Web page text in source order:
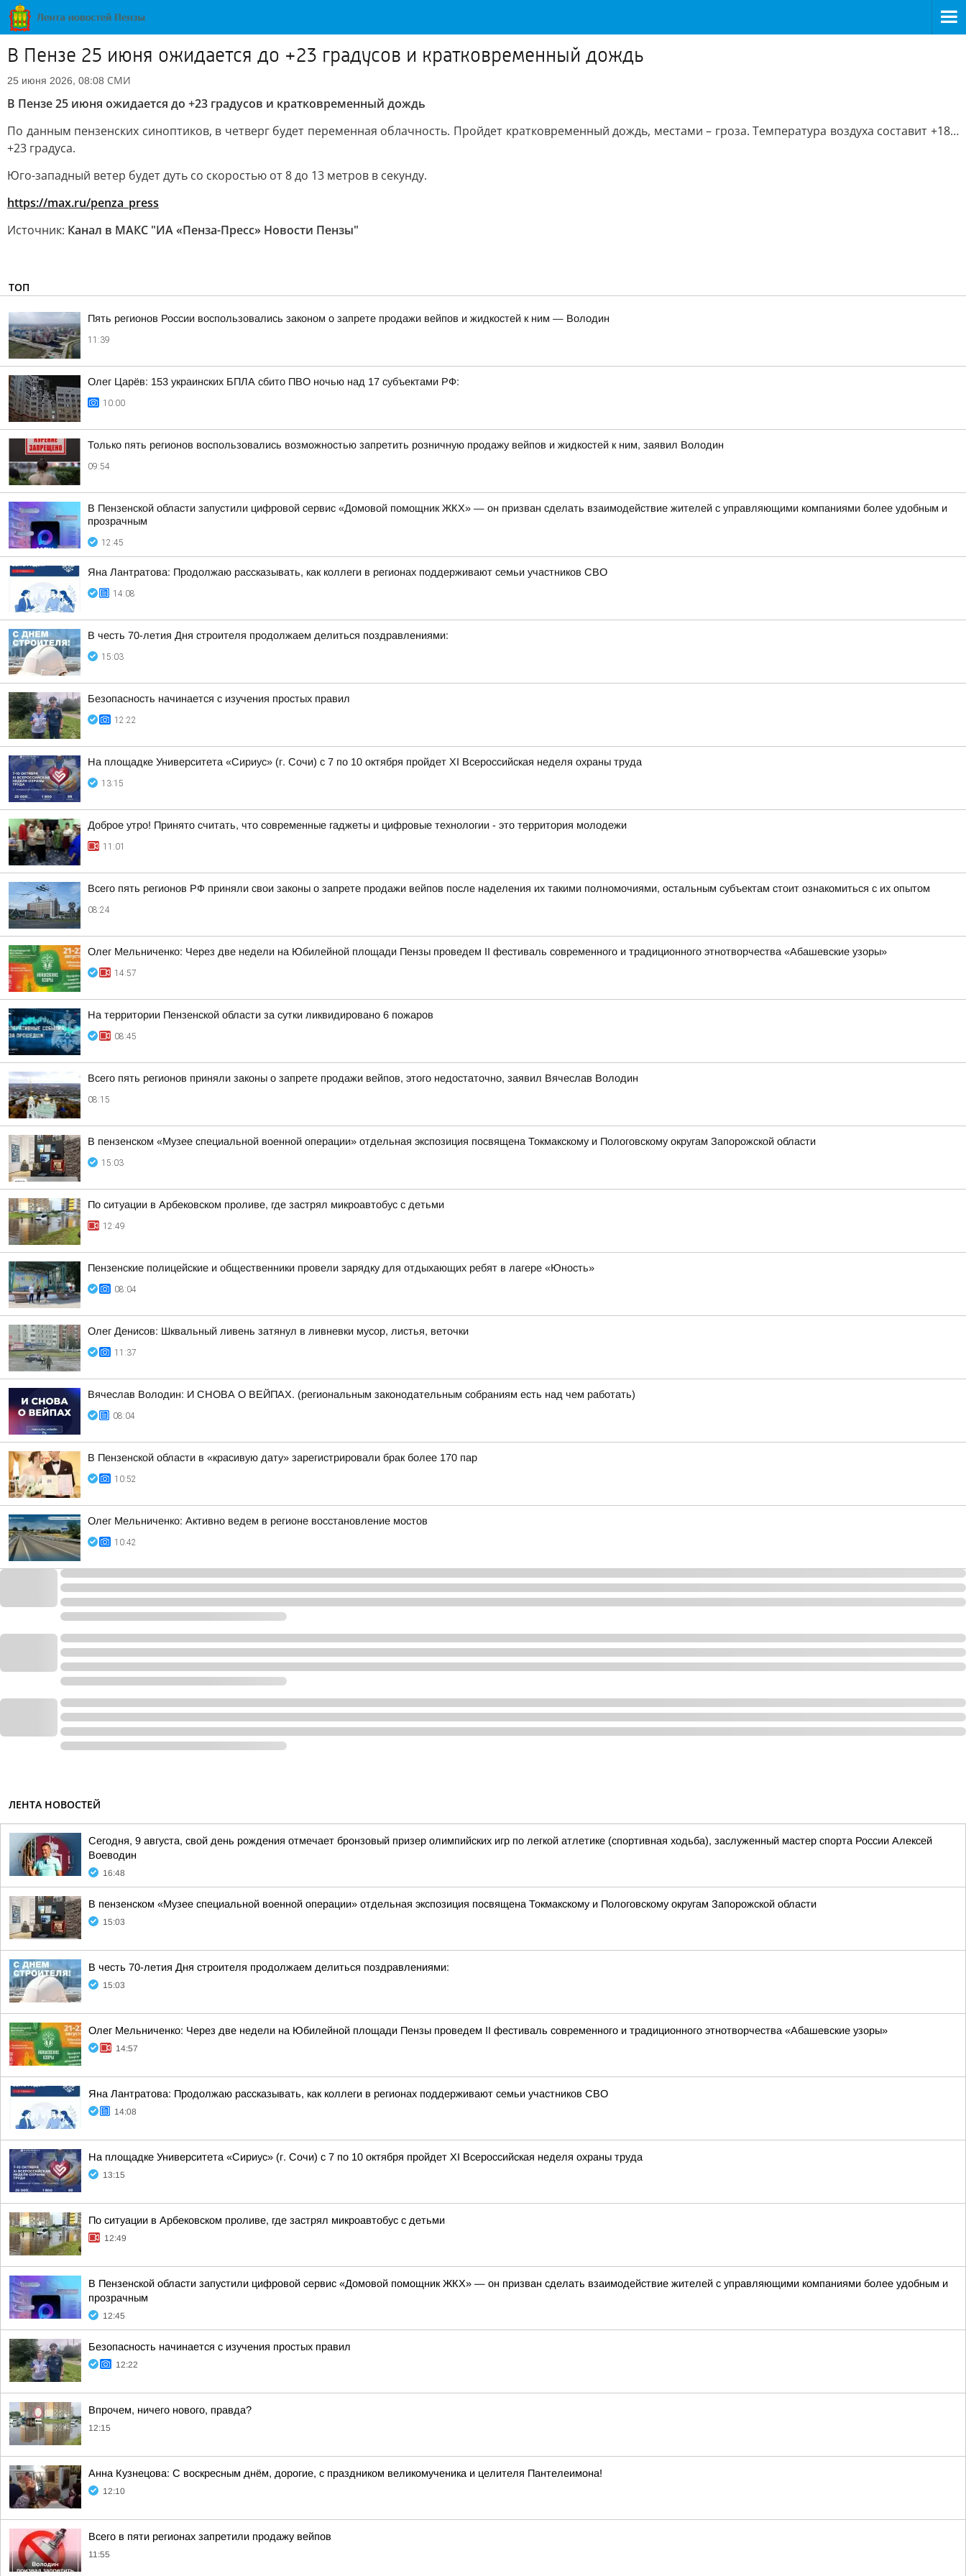
В Пензе 25 июня ожидается до +23 градусов и кратковременный дождь
25 июня 2026, 08:08 СМИ
В Пензе 25 июня ожидается до +23 градусов и кратковременный дождь
По данным пензенских синоптиков, в четверг будет переменная облачность. Пройдет кратковременный дождь, местами – гроза. Температура воздуха составит +18…
+23 градуса.
Юго-западный ветер будет дуть со скоростью от 8 до 13 метров в секунду.
https://max.ru/penza_press
Источник: Канал в МАКС "ИА «Пенза-Пресс» Новости Пензы"
ТОП
Пять регионов России воспользовались законом о запрете продажи вейпов и жидкостей к ним — Володин
11:39
Олег Царёв: 153 украинских БПЛА сбито ПВО ночью над 17 субъектами РФ:
10:00
Только пять регионов воспользовались возможностью запретить розничную продажу вейпов и жидкостей к ним, заявил Володин
09:54
В Пензенской области запустили цифровой сервис «Домовой помощник ЖКХ» — он призван сделать взаимодействие жителей с управляющими компаниями более удобным и
прозрачным
12:45
Яна Лантратова: Продолжаю рассказывать, как коллеги в регионах поддерживают семьи участников СВО
14:08
В честь 70-летия Дня строителя продолжаем делиться поздравлениями:
15:03
Безопасность начинается с изучения простых правил
12:22
На площадке Университета «Сириус» (г. Сочи) с 7 по 10 октября пройдет XI Всероссийская неделя охраны труда
13:15
Доброе утро! Принято считать, что современные гаджеты и цифровые технологии - это территория молодежи
11:01
Всего пять регионов РФ приняли свои законы о запрете продажи вейпов после наделения их такими полномочиями, остальным субъектам стоит ознакомиться с их опытом
08:24
Олег Мельниченко: Через две недели на Юбилейной площади Пензы проведем II фестиваль современного и традиционного этнотворчества «Абашевские узоры»
14:57
На территории Пензенской области за сутки ликвидировано 6 пожаров
08:45
Всего пять регионов приняли законы о запрете продажи вейпов, этого недостаточно, заявил Вячеслав Володин
08:15
В пензенском «Музее специальной военной операции» отдельная экспозиция посвящена Токмакскому и Пологовскому округам Запорожской области
15:03
По ситуации в Арбековском проливе, где застрял микроавтобус с детьми
12:49
Пензенские полицейские и общественники провели зарядку для отдыхающих ребят в лагере «Юность»
08:04
Олег Денисов: Шквальный ливень затянул в ливневки мусор, листья, веточки
11:37
Вячеслав Володин: И СНОВА О ВЕЙПАХ. (региональным законодательным собраниям есть над чем работать)
08:04
В Пензенской области в «красивую дату» зарегистрировали брак более 170 пар
10:52
Олег Мельниченко: Активно ведем в регионе восстановление мостов
10:42
ЛЕНТА НОВОСТЕЙ
Сегодня, 9 августа, свой день рождения отмечает бронзовый призер олимпийских игр по легкой атлетике (спортивная ходьба), заслуженный мастер спорта России Алексей
Воеводин
16:48
В пензенском «Музее специальной военной операции» отдельная экспозиция посвящена Токмакскому и Пологовскому округам Запорожской области
15:03
В честь 70-летия Дня строителя продолжаем делиться поздравлениями:
15:03
Олег Мельниченко: Через две недели на Юбилейной площади Пензы проведем II фестиваль современного и традиционного этнотворчества «Абашевские узоры»
14:57
Яна Лантратова: Продолжаю рассказывать, как коллеги в регионах поддерживают семьи участников СВО
14:08
На площадке Университета «Сириус» (г. Сочи) с 7 по 10 октября пройдет XI Всероссийская неделя охраны труда
13:15
По ситуации в Арбековском проливе, где застрял микроавтобус с детьми
12:49
В Пензенской области запустили цифровой сервис «Домовой помощник ЖКХ» — он призван сделать взаимодействие жителей с управляющими компаниями более удобным и
прозрачным
12:45
Безопасность начинается с изучения простых правил
12:22
Впрочем, ничего нового, правда?
12:15
Анна Кузнецова: С воскресным днём, дорогие, с праздником великомученика и целителя Пантелеимона!
12:10
Всего в пяти регионах запретили продажу вейпов
11:55